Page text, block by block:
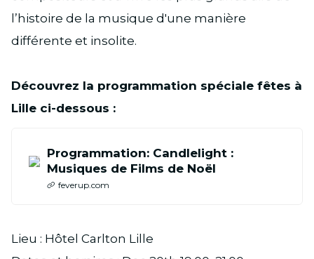
l’histoire de la musique d'une manière
différente et insolite.
Découvrez la programmation spéciale fêtes à
Lille ci-dessous :
Programmation: Candlelight :
Musiques de Films de Noël
feverup.com
Lieu : Hôtel Carlton Lille